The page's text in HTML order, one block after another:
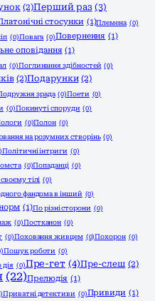
(2)Перший раз (3)
стосунки (1)Племена (0)
(0)Повага (0)Повернення (1)
оповідання (1)
(0)Поглинання здібностей (0)
(2)Подарунки (2)
зрада (0)Поети (0)
(0)Покинуті споруди (0)
(0)Полон (0)
на розумних створінь (0)
Політичні інтриги (0)
(0)Попаданці (0)
тілі (0)
фандома в інший (0)
(1)По різні сторони (0)
(0)Постканон (0)
(0)Поховання живцем (0)Похорон (0)
Пошук роботи (0)
дія (0)Пре-гет (4)Пре-слеш (2)
(22)Прелюдія (1)
Приватні детективи (0)Привиди (1)